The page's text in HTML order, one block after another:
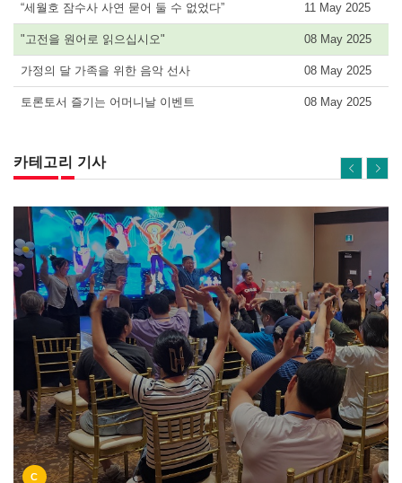
“세월호 잠수사 사연 묻어 둘 수 없었다” 11 May 2025
"고전을 원어로 읽으십시오" 08 May 2025
가정의 달 가족을 위한 음악 선사 08 May 2025
토론토서 즐기는 어머니날 이벤트 08 May 2025
카테고리 기사
C